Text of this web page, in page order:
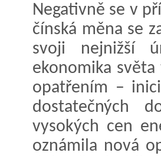
Negativně se v
čínská měna se
svoji nejnižší
ekonomika
opatřením –
dostatečných
vysokých cen
oznámila nová